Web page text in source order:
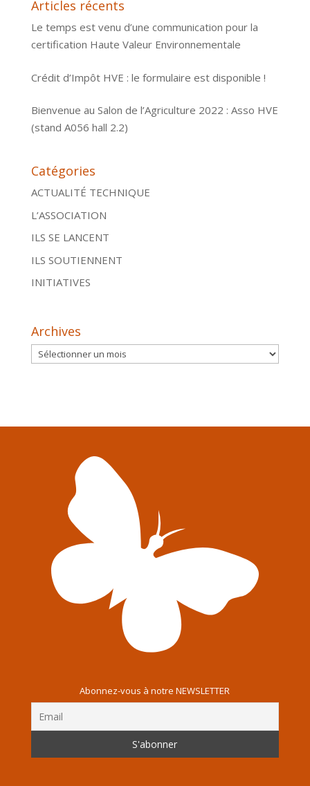
Articles récents
Le temps est venu d’une communication pour la
certification Haute Valeur Environnementale
Crédit d’Impôt HVE : le formulaire est disponible !
Bienvenue au Salon de l’Agriculture 2022 : Asso HVE
(stand A056 hall 2.2)
Catégories
ACTUALITÉ TECHNIQUE
L’ASSOCIATION
ILS SE LANCENT
ILS SOUTIENNENT
INITIATIVES
Archives
Archives
Abonnez-vous à notre NEWSLETTER